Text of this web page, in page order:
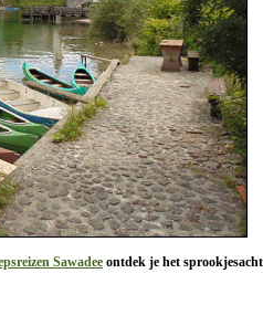
Sawadee ontdek je het